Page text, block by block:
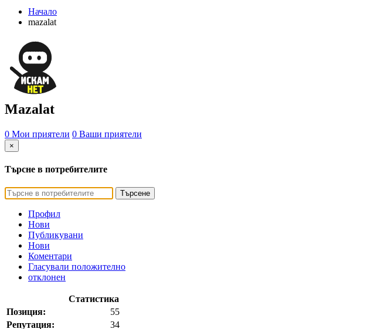
Начало
mazalat
Mazalat
0 Мои приятели 0 Ваши приятели
×
Търсне в потребителите
Търсене
Профил
Нови
Публикувани
Нови
Коментари
Гласували положително
отклонен
Статистика
Позиция:
55
Репутация:
34